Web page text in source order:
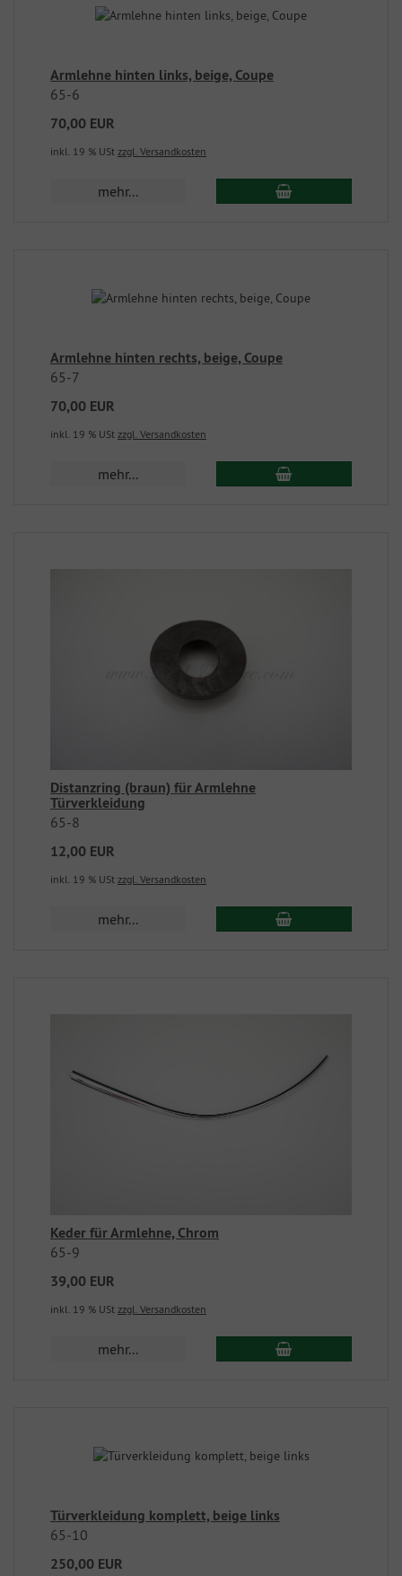
Armlehne hinten links, beige, Coupe
65-6
70,00 EUR
inkl. 19 % USt zzgl. Versandkosten
mehr...
Armlehne hinten rechts, beige, Coupe
65-7
70,00 EUR
inkl. 19 % USt zzgl. Versandkosten
mehr...
Distanzring (braun) für Armlehne
Türverkleidung
65-8
12,00 EUR
inkl. 19 % USt zzgl. Versandkosten
mehr...
Keder für Armlehne, Chrom
65-9
39,00 EUR
inkl. 19 % USt zzgl. Versandkosten
mehr...
Türverkleidung komplett, beige links
65-10
250,00 EUR